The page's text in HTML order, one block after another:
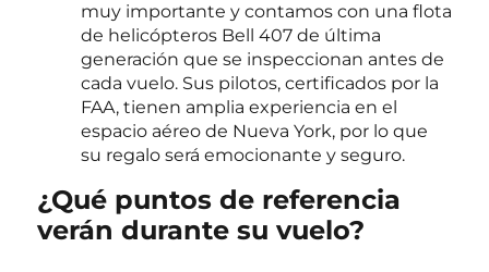
muy importante y contamos con una flota
de helicópteros Bell 407 de última
generación que se inspeccionan antes de
cada vuelo. Sus pilotos, certificados por la
FAA, tienen amplia experiencia en el
espacio aéreo de Nueva York, por lo que
su regalo será emocionante y seguro.
¿Qué puntos de referencia
verán durante su vuelo?